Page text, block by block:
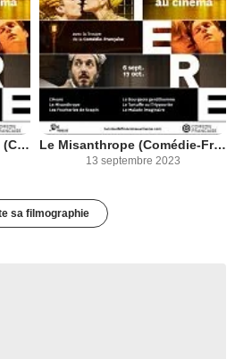
Les Fourberies de Scapin (Comédie-Française) Le Misanthrope (Comédie-Française)
13 septembre 2023
sa filmographie